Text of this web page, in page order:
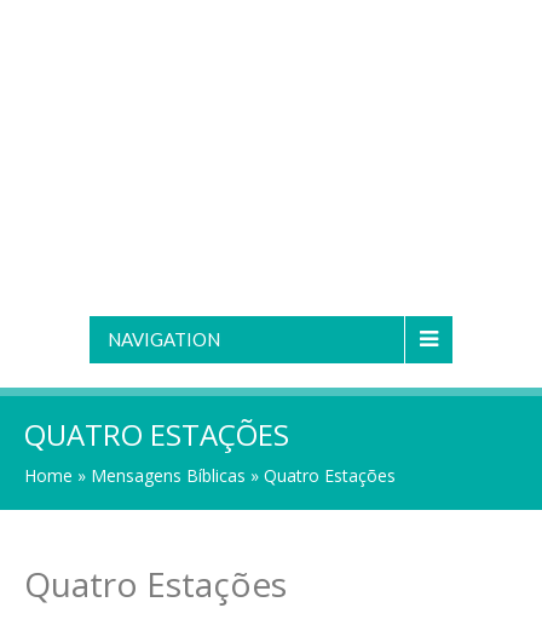
NAVIGATION
QUATRO ESTAÇÕES
Home » Mensagens Bíblicas » Quatro Estações
Quatro Estações